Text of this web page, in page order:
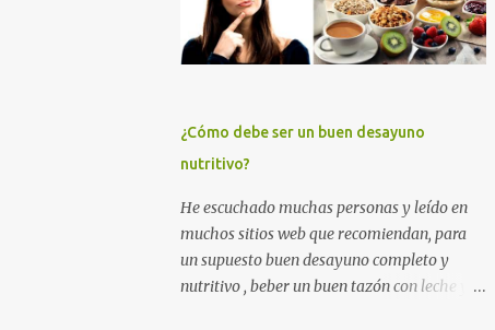
agrandar la cola , tonificar las piernas,
quemar grasa y tener un abdomen plano. Si
quieres eliminar grasa, tonificar tus
muscular a tus nalgas y a tus piernas
principalmente, entrena duro con los
ejercicios que te muestro más abajo. Y si
quieres además perder grasa corporal para
adelgazar, tonificar tu abdomen y lucir un
cuerpo sin celulitis, te recomiendo apliques
esta rutina de entrenamiento para mujeres
¿Cómo debe ser un buen desayuno
nutritivo?
He escuchado muchas personas y leído en
muchos sitios web que recomiendan, para
un supuesto buen desayuno completo y
nutritivo , beber un buen tazón con leche y